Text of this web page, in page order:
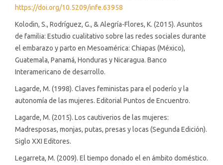
https://doi.org/10.5209/infe.63958
Kolodin, S., Rodríguez, G., & Alegría-Flores, K. (2015). Asuntos
de familia: Estudio cualitativo sobre las redes sociales durante
el embarazo y parto en Mesoamérica: Chiapas (México),
Guatemala, Panamá, Honduras y Nicaragua. Banco
Interamericano de desarrollo.
Lagarde, M. (1998). Claves feministas para el poderío y la
autonomía de las mujeres. Editorial Puntos de Encuentro.
Lagarde, M. (2015). Los cautiverios de las mujeres:
Madresposas, monjas, putas, presas y locas (Segunda Edición).
Siglo XXI Editores.
Legarreta, M. (2009). El tiempo donado el en ámbito doméstico.